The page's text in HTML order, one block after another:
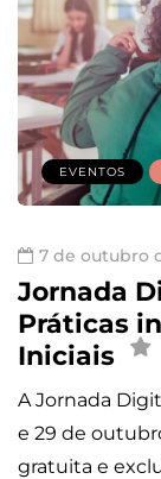
EVENTOS
7 de outubro
Jornada
Práticas
Iniciais
A Jornada
e 29 de
gratuita e